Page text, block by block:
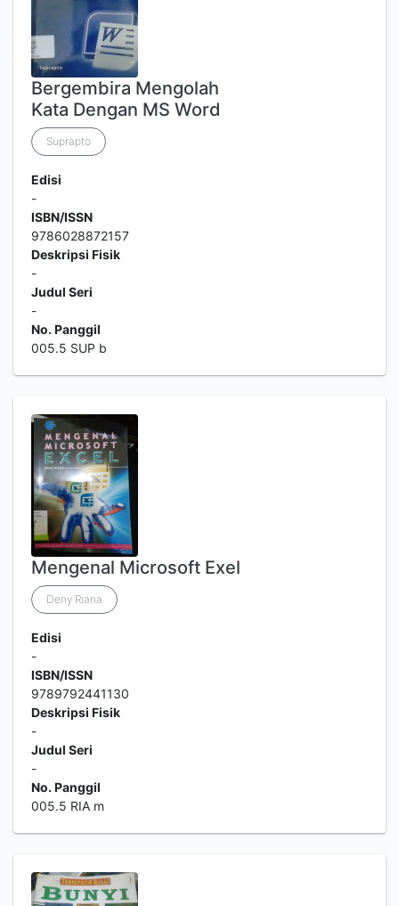
Bergembira Mengolah
Kata Dengan MS Word
Suprapto
Edisi
-
ISBN/ISSN
9786028872157
Deskripsi Fisik
-
Judul Seri
-
No. Panggil
005.5 SUP b
Mengenal Microsoft Exel
Deny Riana
Edisi
-
ISBN/ISSN
9789792441130
Deskripsi Fisik
-
Judul Seri
-
No. Panggil
005.5 RIA m